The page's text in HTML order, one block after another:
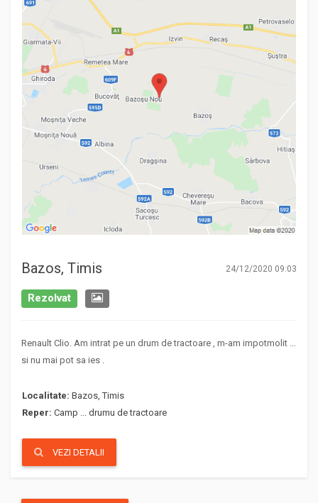
Bazos, Timis 24/12/2020 09:03
Rezolvat
Renault Clio. Am intrat pe un drum de tractoare , m-am impotmolit ...
si nu mai pot sa ies .
Localitate: Bazos, Timis
Reper: Camp ... drumu de tractoare
VEZI DETALII